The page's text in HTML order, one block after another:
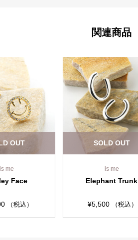
関連商品
is me
Face
（税込）
OUT
is me
Elephant Trunk
¥5,500 （税込）
SOLD OUT